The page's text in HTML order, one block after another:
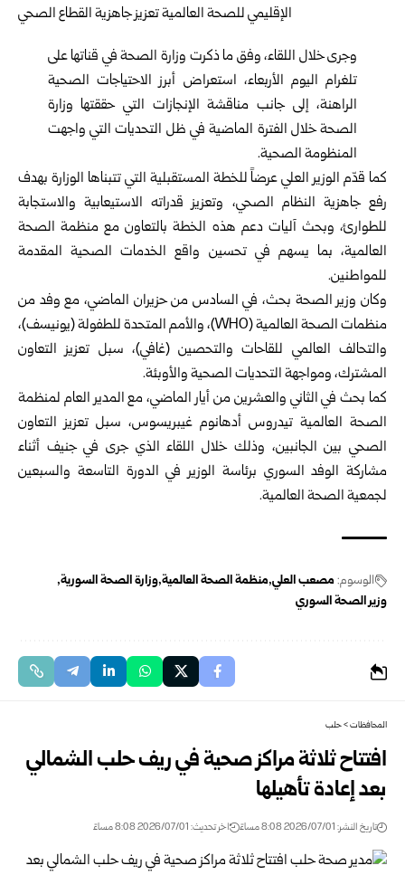
وجرى خلال اللقاء، وفق ما ذكرت وزارة الصحةفي قناتها على
تلغرام اليوم الأربعاء، استعراض أبرز الاحتياجات الصحية
الراهنة، إلى جانب مناقشة الإنجازات التي حققتها وزارة
الصحة خلال الفترة الماضية في ظل التحديات التي واجهت
المنظومة الصحية.
كما قدّم الوزير العلي عرضاً للخطة المستقبلية التي تتبناها الوزارة بهدف
رفع جاهزية النظام الصحي، وتعزيز قدراته الاستيعابية والاستجابة
للطوارئ، وبحث آليات دعم هذه الخطة بالتعاون مع منظمة الصحة
العالمية، بما يسهم في تحسين واقع الخدمات الصحية المقدمة
للمواطنين.
وكان وزير الصحة بحث، في السادس من حزيران الماضي، مع وفد من
منظمات الصحة العالمية (WHO)، والأمم المتحدة للطفولة (يونيسف)،
والتحالف العالمي للقاحات والتحصين (غافي)، سبل تعزيز التعاون
المشترك، ومواجهة التحديات الصحية والأوبئة.
كما بحث في الثاني والعشرين من أيار الماضي، مع المدير العام لمنظمة
الصحة العالمية تيدروس أدهانوم غيبريسوس، سبل تعزيز التعاون
الصحي بين الجانبين، وذلك خلال اللقاء الذي جرى في جنيف أثناء
مشاركة الوفد السوري برئاسة الوزير في الدورة التاسعة والسبعين
لجمعية الصحة العالمية.
الوسوم: مصعب العلي منظمة الصحة العالمية وزارة الصحة السورية
وزير الصحة السوري
المحافظات>حلب
افتتاح ثلاثة مراكز صحية في ريف حلب الشمالي
بعد إعادة تأهيلها
تاريخ النشر: 2026/07/01 8:08 مساءً اخر تحديث: 2026/07/01 8:08 مساءً